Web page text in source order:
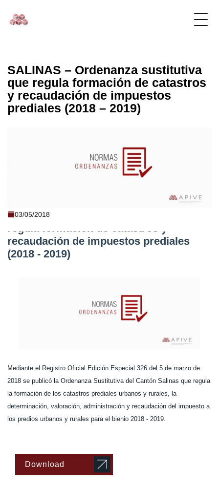
SALINAS – Ordenanza sustitutiva
que regula formación de catastros
y recaudación de impuestos
prediales (2018 – 2019)
03/05/2018
SALINAS - Ordenanza sustitutiva que
regula formación de catastros y
recaudación de impuestos prediales
(2018 - 2019)
Mediante el Registro Oficial Edición Especial 326 del 5 de marzo de
2018 se publicó la Ordenanza Sustitutiva del Cantón Salinas que regula
la formación de los catastros prediales urbanos y rurales, la
determinación, valoración, administración y recaudación del impuesto a
los predios urbanos y rurales para el bienio 2018 - 2019.
Download